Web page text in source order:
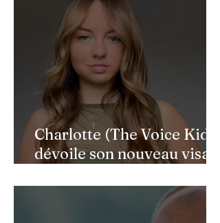
Charlotte (The Voice Kids)
dévoile son nouveau visage
faciale : une renaissance
bouleversante pour ses 16